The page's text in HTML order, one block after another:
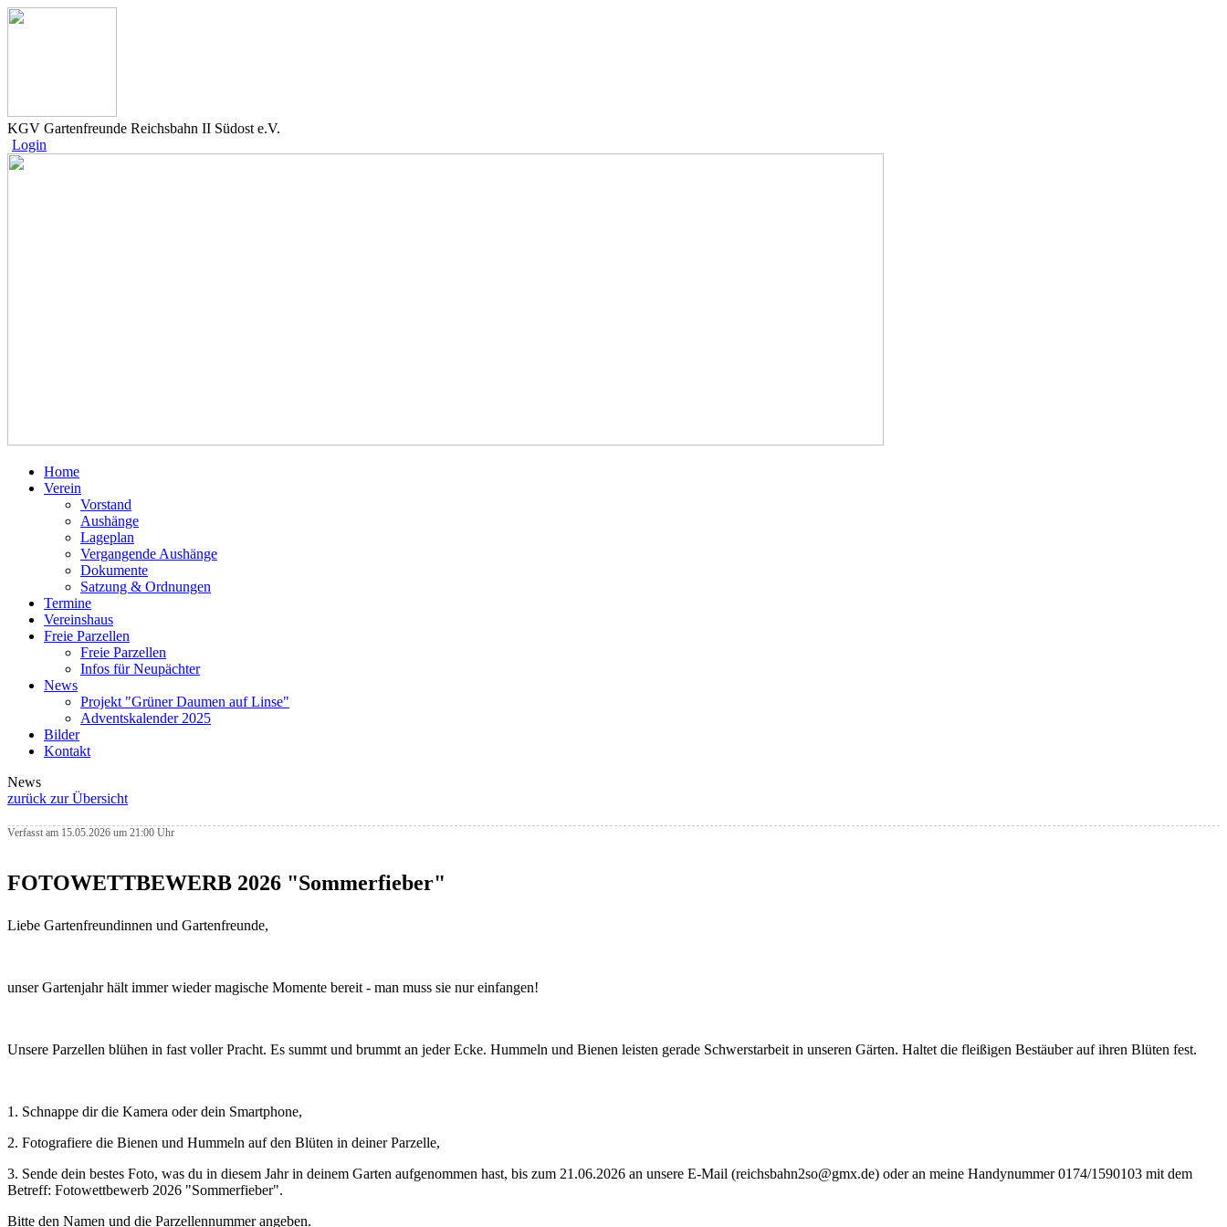
KGV Gartenfreunde Reichsbahn II Südost e.V.
Login
Home
Verein
Vorstand
Aushänge
Lageplan
Vergangende Aushänge
Dokumente
Satzung & Ordnungen
Termine
Vereinshaus
Freie Parzellen
Freie Parzellen
Infos für Neupächter
News
Projekt "Grüner Daumen auf Linse"
Adventskalender 2025
Bilder
Kontakt
News
zurück zur Übersicht
Verfasst am 15.05.2026 um 21:00 Uhr
FOTOWETTBEWERB 2026 "Sommerfieber"
Liebe Gartenfreundinnen und Gartenfreunde,
unser Gartenjahr hält immer wieder magische Momente bereit - man muss sie nur einfangen!
Unsere Parzellen blühen in fast voller Pracht. Es summt und brummt an jeder Ecke. Hummeln und Bienen leisten gerade Schwerstarbeit in unseren Gärten. Haltet die fleißigen Bestäuber auf ihren Blüten fest.
1. Schnappe dir die Kamera oder dein Smartphone,
2. Fotografiere die Bienen und Hummeln auf den Blüten in deiner Parzelle,
3. Sende dein bestes Foto, was du in diesem Jahr in deinem Garten aufgenommen hast, bis zum 21.06.2026 an unsere E-Mail (reichsbahn2so@gmx.de) oder an meine Handynummer 0174/1590103 mit dem
Betreff: Fotowettbewerb 2026 "Sommerfieber".
Bitte den Namen und die Parzellennummer angeben.